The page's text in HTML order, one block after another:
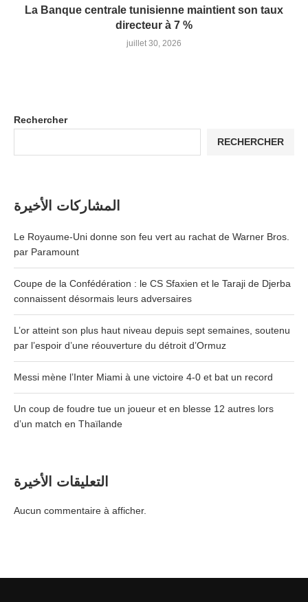
La Banque centrale tunisienne maintient son taux
directeur à 7 %
juillet 30, 2026
Rechercher
RECHERCHER
المشاركات الأخيرة
Le Royaume-Uni donne son feu vert au rachat de Warner Bros.
par Paramount
Coupe de la Confédération : le CS Sfaxien et le Taraji de Djerba
connaissent désormais leurs adversaires
L’or atteint son plus haut niveau depuis sept semaines, soutenu
par l’espoir d’une réouverture du détroit d’Ormuz
Messi mène l’Inter Miami à une victoire 4-0 et bat un record
Un coup de foudre tue un joueur et en blesse 12 autres lors
d’un match en Thaïlande
التعليقات الأخيرة
Aucun commentaire à afficher.